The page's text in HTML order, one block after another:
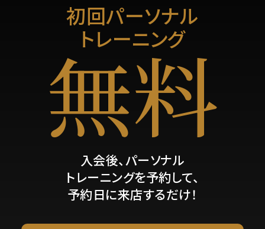
初回パーソナル
トレーニング
入会後、パーソナル
トレーニングを予約して、
予約日に来店するだけ！
無料